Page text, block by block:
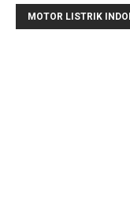
MOTOR LISTRIK